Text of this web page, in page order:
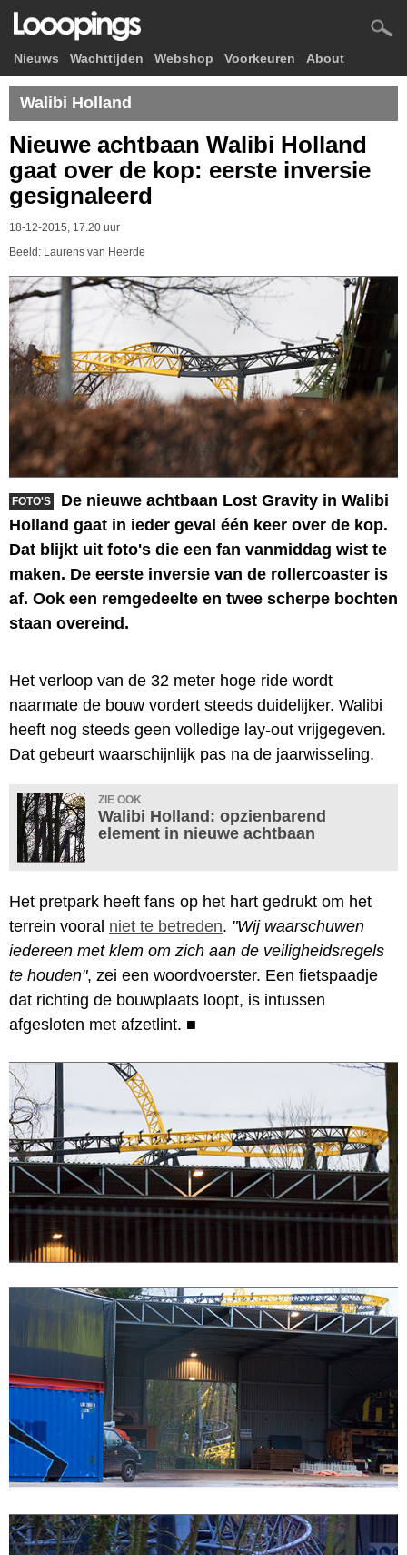
Nieuws Wachttijden Webshop Voorkeuren About
Walibi Holland
Nieuwe achtbaan Walibi Holland
gaat over de kop: eerste inversie
gesignaleerd
18-12-2015, 17.20 uur
Beeld: Laurens van Heerde
FOTO'S
De nieuwe achtbaan Lost Gravity in Walibi
Holland gaat in ieder geval één keer over de kop.
Dat blijkt uit foto's die een fan vanmiddag wist te
maken. De eerste inversie van de rollercoaster is
af. Ook een remgedeelte en twee scherpe bochten
staan overeind.
Het verloop van de 32 meter hoge ride wordt
naarmate de bouw vordert steeds duidelijker. Walibi
heeft nog steeds geen volledige lay-out vrijgegeven.
Dat gebeurt waarschijnlijk pas na de jaarwisseling.
ZIE OOK
Walibi Holland: opzienbarend
element in nieuwe achtbaan
Het pretpark heeft fans op het hart gedrukt om het
terrein vooral niet te betreden. "Wij waarschuwen
iedereen met klem om zich aan de veiligheidsregels
te houden", zei een woordvoerster. Een fietspaadje
dat richting de bouwplaats loopt, is intussen
afgesloten met afzetlint. ■